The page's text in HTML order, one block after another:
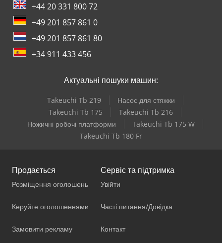
+44 20 331 800 72
+49 201 857 861 0
+49 201 857 861 80
+34 911 433 456
Актуальні пошуки машин:
Takeuchi Tb 219
Насос для стяжки
Takeuchi Tb 175
Takeuchi Tb 216
Ножичні робочі платформи
Takeuchi Tb 175 W
Takeuchi Tb 180 Fr
Продається
Розміщення оголошень
Керуйте оголошеннями
Замовити рекламу
Сервіс та підтримка
Увійти
Часті питання/Довідка
Контакт